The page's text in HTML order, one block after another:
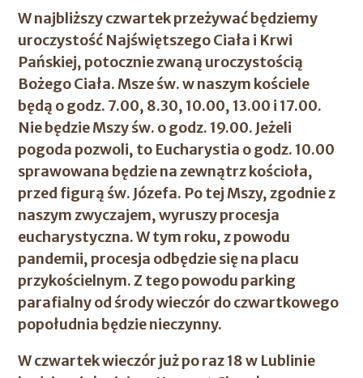
W najbliższy czwartek przeżywać będziemy
uroczystość Najświętszego Ciała i Krwi
Pańskiej, potocznie zwaną uroczystością
Bożego Ciała. Msze św. w naszym kościele
będą o godz. 7.00, 8.30, 10.00, 13.00 i 17.00.
Nie będzie Mszy św. o godz. 19.00. Jeżeli
pogoda pozwoli, to Eucharystia o godz. 10.00
sprawowana będzie na zewnątrz kościoła,
przed figurą św. Józefa. Po tej Mszy, zgodnie z
naszym zwyczajem, wyruszy procesja
eucharystyczna. W tym roku, z powodu
pandemii, procesja odbędzie się na placu
przykościelnym. Z tego powodu parking
parafialny od środy wieczór do czwartkowego
popołudnia będzie nieczynny.
W czwartek wieczór już po raz 18 w Lublinie